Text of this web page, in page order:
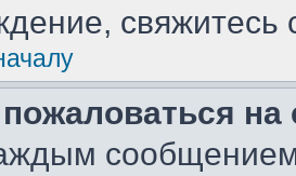
сообщением